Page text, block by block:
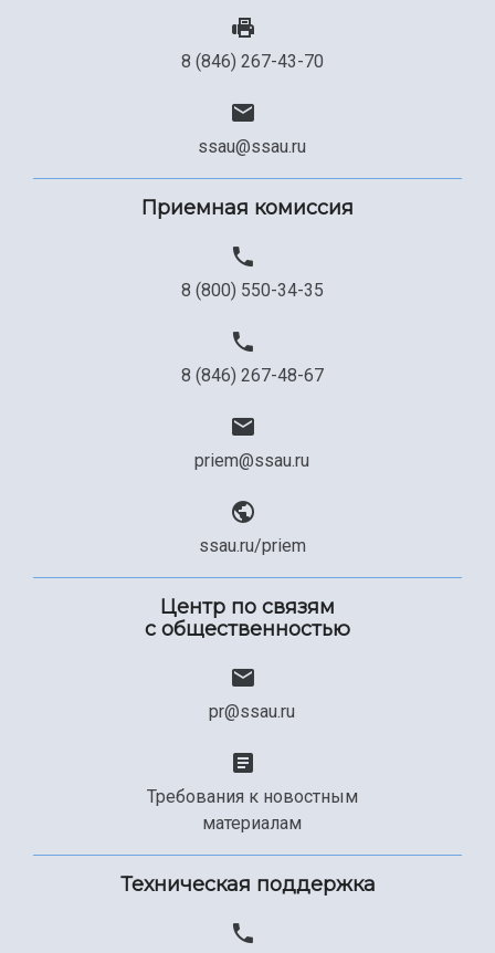
8 (846) 267-43-70
ssau@ssau.ru
Приемная комиссия
8 (800) 550-34-35
8 (846) 267-48-67
priem@ssau.ru
ssau.ru/priem
Центр по связям
с общественностью
pr@ssau.ru
Требования к новостным
материалам
Техническая поддержка